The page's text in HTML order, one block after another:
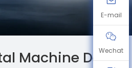
Machine De
E-mail
Wechat